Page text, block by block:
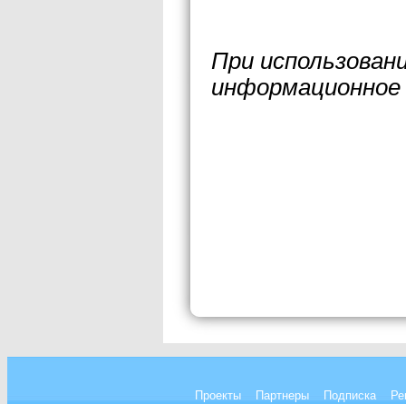
При
Проекты Партнеры Подписка